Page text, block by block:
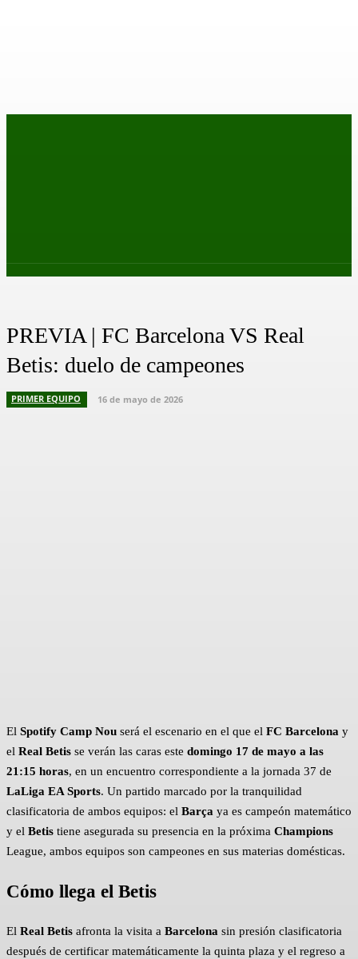
PREVIA | FC Barcelona VS Real
Betis: duelo de campeones
PRIMER EQUIPO 16 de mayo de 2026
El Spotify Camp Nou será el escenario en el que el FC Barcelona y
el Real Betis se verán las caras este domingo 17 de mayo a las
21:15 horas, en un encuentro correspondiente a la jornada 37 de
LaLiga EA Sports. Un partido marcado por la tranquilidad
clasificatoria de ambos equipos: el Barça ya es campeón matemático
y el Betis tiene asegurada su presencia en la próxima Champions
League, ambos equipos son campeones en sus materias domésticas.
Cómo llega el Betis
El Real Betis afronta la visita a Barcelona sin presión clasificatoria
después de certificar matemáticamente la quinta plaza y el regreso a